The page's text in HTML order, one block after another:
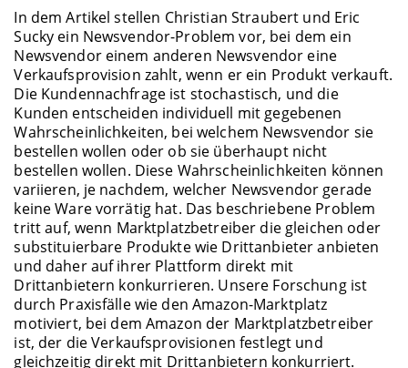
In dem Artikel stellen Christian Straubert und Eric
Sucky ein Newsvendor-Problem vor, bei dem ein
Newsvendor einem anderen Newsvendor eine
Verkaufsprovision zahlt, wenn er ein Produkt verkauft.
Die Kundennachfrage ist stochastisch, und die
Kunden entscheiden individuell mit gegebenen
Wahrscheinlichkeiten, bei welchem Newsvendor sie
bestellen wollen oder ob sie überhaupt nicht
bestellen wollen. Diese Wahrscheinlichkeiten können
variieren, je nachdem, welcher Newsvendor gerade
keine Ware vorrätig hat. Das beschriebene Problem
tritt auf, wenn Marktplatzbetreiber die gleichen oder
substituierbare Produkte wie Drittanbieter anbieten
und daher auf ihrer Plattform direkt mit
Drittanbietern konkurrieren. Unsere Forschung ist
durch Praxisfälle wie den Amazon-Marktplatz
motiviert, bei dem Amazon der Marktplatzbetreiber
ist, der die Verkaufsprovisionen festlegt und
gleichzeitig direkt mit Drittanbietern konkurriert.